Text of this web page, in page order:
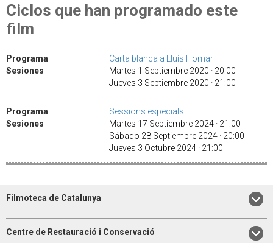
Ciclos que han programado este
film
Programa
Carta blanca a Lluís Homar
Sesiones
Martes 1 Septiembre 2020 · 20:00
Jueves 3 Septiembre 2020 · 21:00
Programa
Sessions especials
Sesiones
Martes 17 Septiembre 2024 · 21:00
Sábado 28 Septiembre 2024 · 20:00
Jueves 3 Octubre 2024 · 21:00
Filmoteca de Catalunya
Centre de Restauració i Conservació